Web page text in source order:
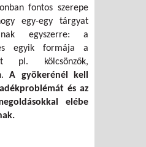
fontos szerepe
egy-egy tárgyat
egyszerre: a
egyik formája a
pl. kölcsönzők,
A gyökerénél kell
és az
elébe